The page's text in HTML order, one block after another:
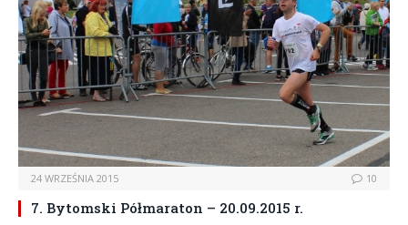
24 WRZEŚNIA 2015 10
7. Bytomski Półmaraton – 20.09.2015 r.